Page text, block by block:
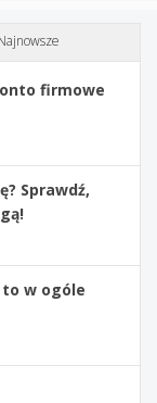
firmowe
Sprawdź,
to w ogóle